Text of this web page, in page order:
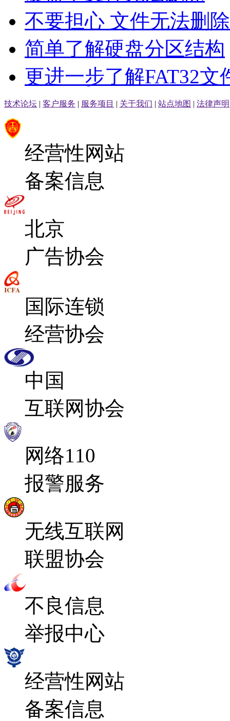
不要担心 文件无法删
简单了解硬盘分区结构
更进一步了解FAT32文
技术论坛 | 客户服务 | 服务项目 | 关于我们 | 站点地图 | 法律声明
经营性网站
备案信息
北京
广告协会
国际连锁
经营协会
中国
互联网协会
网络110
报警服务
无线互联网
联盟协会
不良信息
举报中心
经营性网站
备案信息